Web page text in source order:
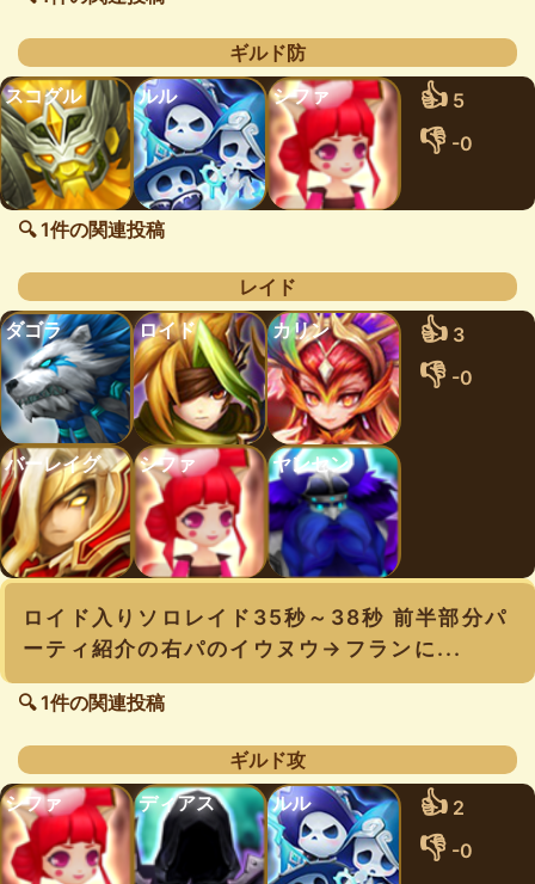
ギルド防
スコグル
ルル シファ 👍 5
👎 -0
🔍 1件の関連投稿
レイド
ダゴラ
ロイド カリン 👍 3
👎 -0
バーレイグ シファ ヤンセン
ロイド入りソロレイド35秒～38秒 前半部分パ
ーティ紹介の右パのイウヌウ→フランに...
🔍 1件の関連投稿
ギルド攻
シファ
ディアス ルル 👍 2
👎 -0